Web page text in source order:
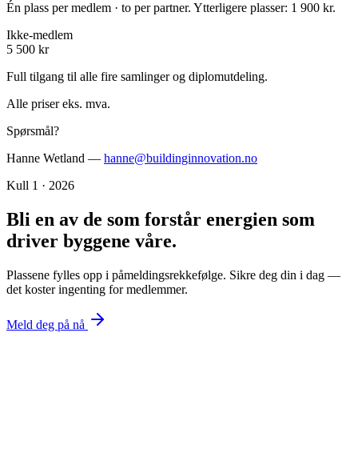
Én plass per medlem · to per partner. Ytterligere plasser: 1 900 kr.
Ikke-medlem
5 500 kr
Full tilgang til alle fire samlinger og diplomutdeling.
Alle priser eks. mva.
Spørsmål?
Hanne Wetland — hanne@buildinginnovation.no
Kull 1 · 2026
Bli en av de som forstår energien som
driver byggene våre.
Plassene fylles opp i påmeldingsrekkefølge. Sikre deg din i dag —
det koster ingenting for medlemmer.
Meld deg på nå